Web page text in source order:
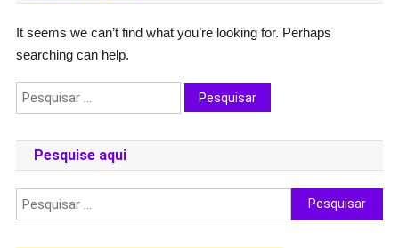
It seems we can’t find what you’re looking for. Perhaps
searching can help.
Pesquisar
por:
Pesquise aqui
Pesquisar
por: